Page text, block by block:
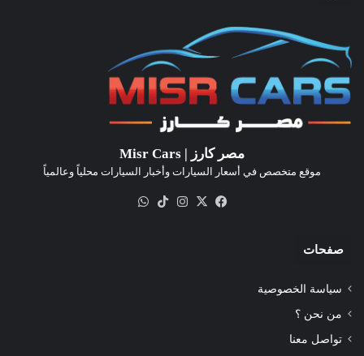
مصر كارز | Misr Cars
موقع متخصص في أسعار السيارات وأخبار السيارات محلياً وعالمياً
فيسبوك
‫X انستقرام‫TikTok
صفحات
سياسة الخصوصية
من نحن ؟
تواصل معنا